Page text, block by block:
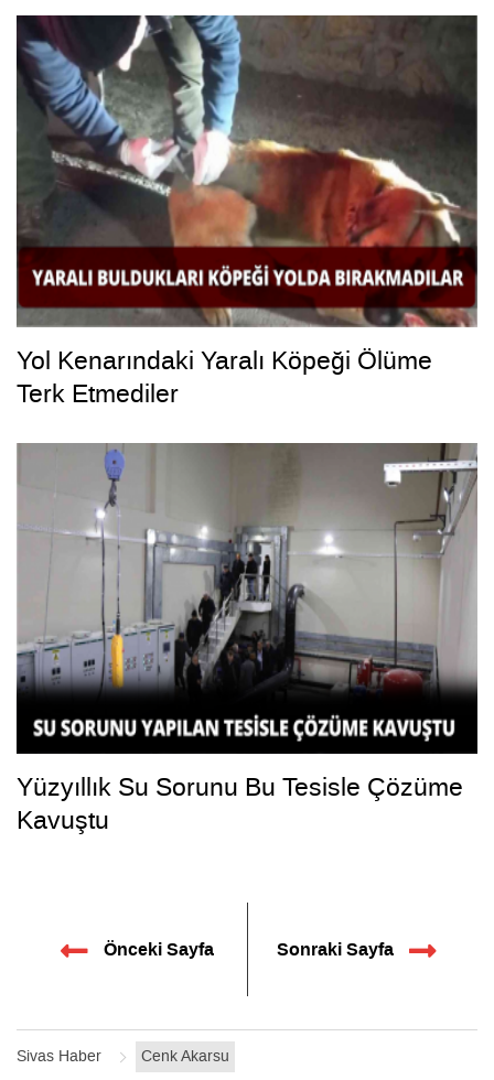
Sivas Haber
Cenk Akarsu
Yol Kenarındaki Yaralı Köpeği Ölüme
Terk Etmediler
Yüzyıllık Su Sorunu Bu Tesisle Çözüme
Kavuştu
Önceki Sayfa Sonraki Sayfa